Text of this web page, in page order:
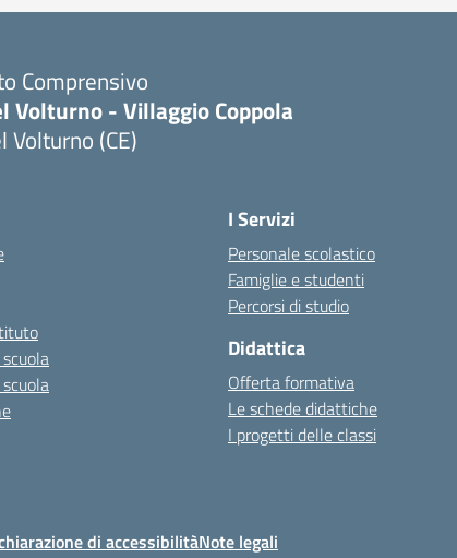
Comprensivo
Volturno - Villaggio Coppola
Volturno (CE)
I Servizi
Personale scolastico
Famiglie e studenti
Percorsi di studio
Didattica
Offerta formativa
Le schede didattiche
I progetti delle classi
di accessibilitàNote legali